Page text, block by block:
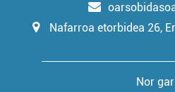
Nafarroa etorbidea 26,
Nor